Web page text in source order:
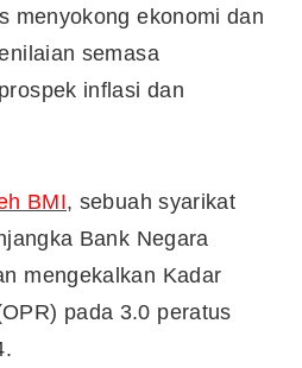
menyokong ekonomi dan
semasa
inflasi dan
BMI, sebuah syarikat
Bank Negara
mengekalkan Kadar
pada 3.0 peratus